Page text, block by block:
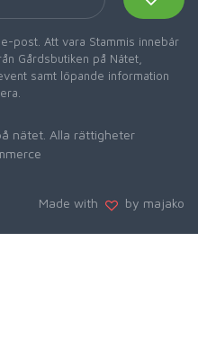
post. Att vara Stammis innebär
Gårdsbutiken på Nätet,
samt löpande information
nätet. Alla rättigheter
Made with by majako